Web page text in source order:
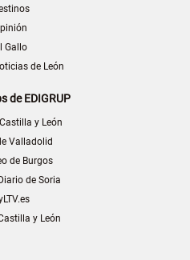
Gallo
de León
de EDIGRUP
y León
Valladolid
de Burgos
de Soria
y León